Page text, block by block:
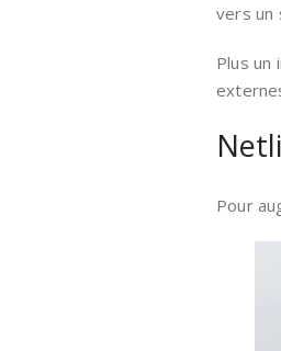
vers un
Plus un
Pour